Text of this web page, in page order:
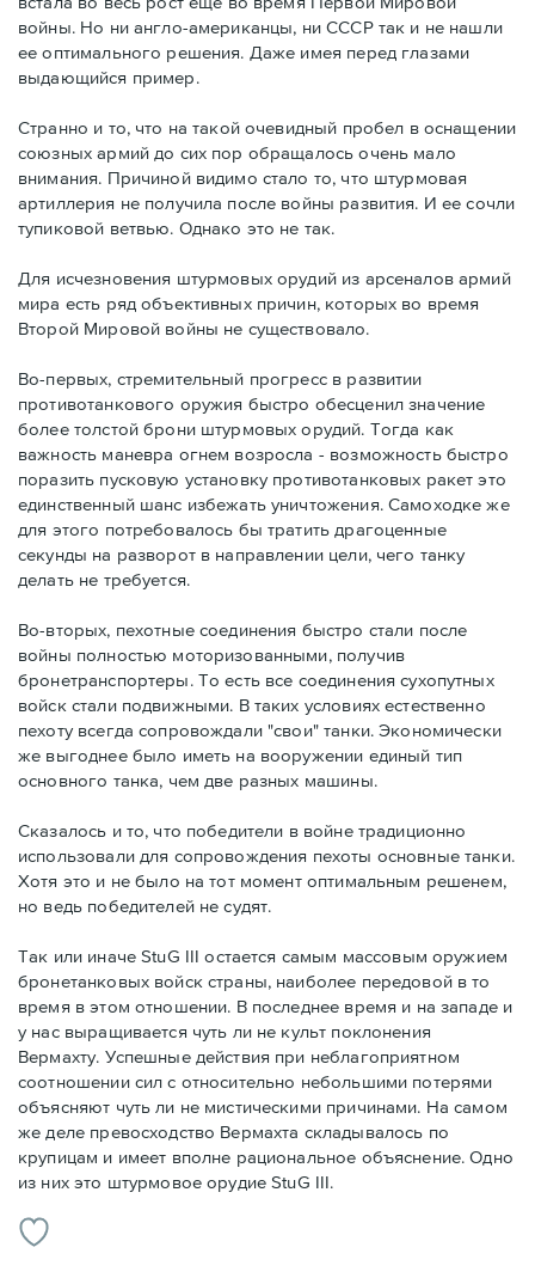
войны. Но ни англо-американцы, ни СССР так и не нашли
ее оптимального решения. Даже имея перед глазами
выдающийся пример.
Странно и то, что на такой очевидный пробел в оснащении
союзных армий до сих пор обращалось очень мало
внимания. Причиной видимо стало то, что штурмовая
артиллерия не получила после войны развития. И ее сочли
тупиковой ветвью. Однако это не так.
Для исчезновения штурмовых орудий из арсеналов армий
мира есть ряд объективных причин, которых во время
Второй Мировой войны не существовало.
Во-первых, стремительный прогресс в развитии
противотанкового оружия быстро обесценил значение
более толстой брони штурмовых орудий. Тогда как
важность маневра огнем возросла - возможность быстро
поразить пусковую установку противотанковых ракет это
единственный шанс избежать уничтожения. Самоходке же
для этого потребовалось бы тратить драгоценные
секунды на разворот в направлении цели, чего танку
делать не требуется.
Во-вторых, пехотные соединения быстро стали после
войны полностью моторизованными, получив
бронетранспортеры. То есть все соединения сухопутных
войск стали подвижными. В таких условиях естественно
пехоту всегда сопровождали "свои" танки. Экономически
же выгоднее было иметь на вооружении единый тип
основного танка, чем две разных машины.
Сказалось и то, что победители в войне традиционно
использовали для сопровождения пехоты основные танки.
Хотя это и не было на тот момент оптимальным решенем,
но ведь победителей не судят.
Так или иначе StuG III остается самым массовым оружием
бронетанковых войск страны, наиболее передовой в то
время в этом отношении. В последнее время и на западе и
у нас выращивается чуть ли не культ поклонения
Вермахту. Успешные действия при неблагоприятном
соотношении сил с относительно небольшими потерями
объясняют чуть ли не мистическими причинами. На самом
же деле превосходство Вермахта складывалось по
крупицам и имеет вполне рациональное объяснение. Одно
из них это штурмовое орудие StuG III.